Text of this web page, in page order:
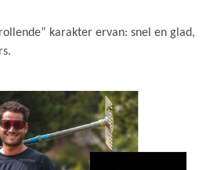
karakter ervan: snel en glad,